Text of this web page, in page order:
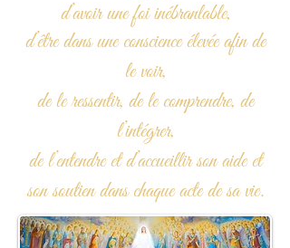
d’avoir une foi inébranlable,
d’être dans une conscience élevée afin de
le voir,
de le ressentir, de le comprendre, de
l’intégrer,
de l’entendre et d’accueillir son aide et
son soutien dans chaque acte de sa vie.